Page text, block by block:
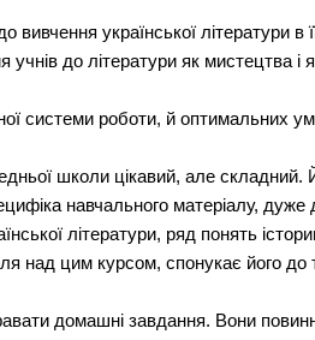
вивчення української літератури
учнів до літератури як мистецтва
системи роботи, й оптимальних
школи цікавий, але
навчального матеріалу, дуже
літератури, ряд понять
над цим курсом, спонукає його до
домашні завдання. Вони